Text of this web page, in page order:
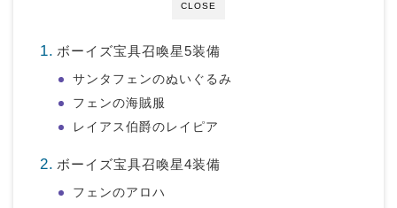
CLOSE
ボーイズ宝具召喚星5装備
サンタフェンのぬいぐるみ
フェンの海賊服
レイアス伯爵のレイピア
ボーイズ宝具召喚星4装備
フェンのアロハ